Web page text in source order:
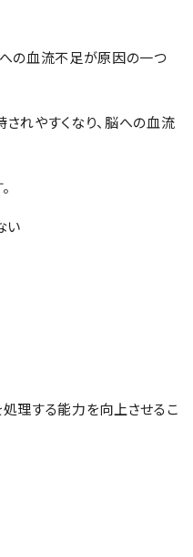
の血流不足が原因の一つ
れやすくなり、脳への血流
い
理する能力を向上させるこ